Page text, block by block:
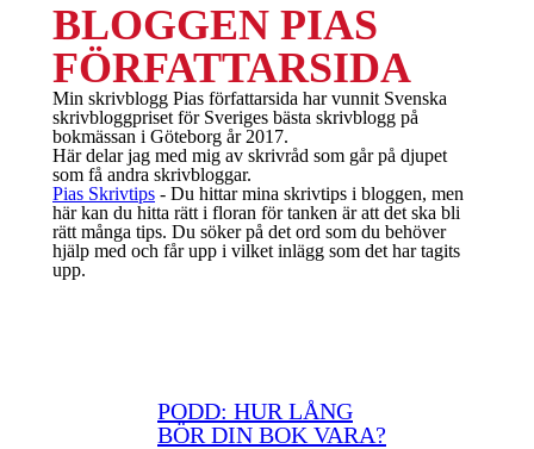
BLOGGEN PIAS
FÖRFATTARSIDA
Min skrivblogg Pias författarsida har vunnit Svenska
skrivbloggpriset för Sveriges bästa skrivblogg på
bokmässan i Göteborg år 2017.
Här delar jag med mig av skrivråd som går på djupet
som få andra skrivbloggar.
Pias Skrivtips - Du hittar mina skrivtips i bloggen, men
här kan du hitta rätt i floran för tanken är att det ska bli
rätt många tips. Du söker på det ord som du behöver
hjälp med och får upp i vilket inlägg som det har tagits
upp.
PODD: HUR LÅNG
BÖR DIN BOK VARA?